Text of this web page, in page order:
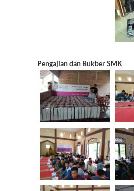
Pengajian dan Bukber SMK